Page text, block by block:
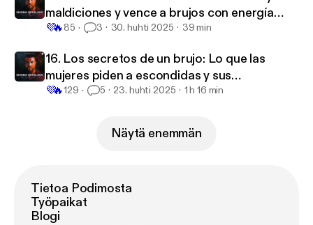
maldiciones y vence a brujos con energía
pura
💜🔥85 3 30. huhti 2025 39 min
16. Los secretos de un brujo: Lo que las
mujeres piden a escondidas y sus
consecuencias
💜🔥129 5 23. huhti 2025 1 h 16 min
Näytä enemmän
Tietoa Podimosta
Työpaikat
Blogi